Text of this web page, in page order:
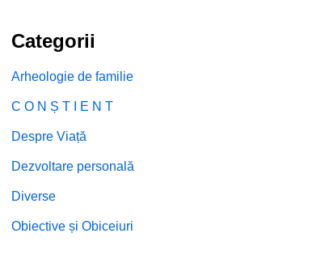
Categorii
Arheologie de familie
C O N Ș T I E N T
Despre Viață
Dezvoltare personală
Diverse
Obiective și Obiceiuri